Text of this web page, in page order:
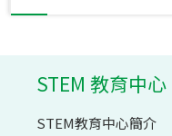
STEM 教育中心
STEM教育中心簡介